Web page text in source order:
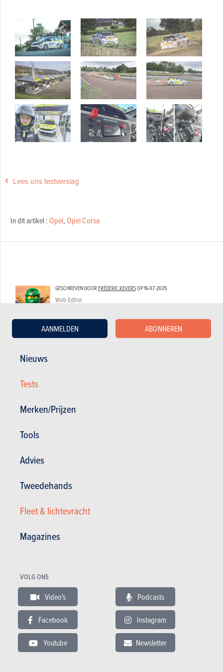
Nieuws
Tests
Merken/Prijzen
Tools
Advies
Tweedehands
Fleet & lichtevracht
Magazines
AANMELDEN ABONNEREN
VOLG ONS
Video's Podcasts
Facebook Instagram
Youtube Newsletter
Lees ons testverslag
In dit artikel :Opel,Opel Corsa
GESCHREVEN DOORFRÉDÉRIC KEVERSOP16-07-2025
Web Editor
KIA PICANTO
Catalogusprijs
vanaf € 21.890